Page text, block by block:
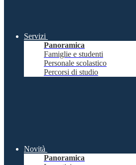
Servizi
Panoramica
Famiglie e studenti
Personale scolastico
Percorsi di studio
Novità
Panoramica